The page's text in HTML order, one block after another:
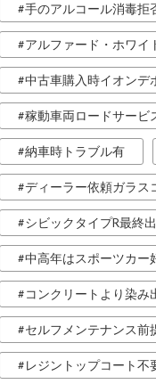
手のアルコール消毒拒
アルファード・ホワイ
中古車購入時イオンデ
稼動車両ロードサービ
納車時トラブル有
ディーラー依頼ガラス
シビックタイプR最終
中高年はスポーツカー
コンクリートより染み
セルフメンテナンス前
レジントップコート不